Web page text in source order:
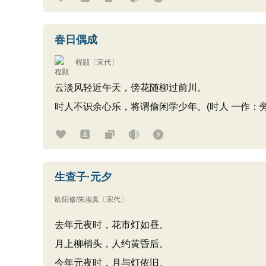
春日偶成
程颢 〔宋代〕
云淡风轻近午天，傍花随柳过前川。
时人不识余心乐，将谓偷闲学少年。(时人 一作：
生查子·元夕
欧阳修/朱淑真 〔宋代〕
去年元夜时，花市灯如昼。
月上柳梢头，人约黄昏后。
今年元夜时，月与灯依旧。